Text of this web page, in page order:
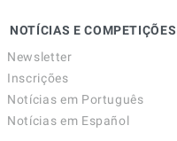
NOTÍCIAS E COMPETIÇÕES
Newsletter
Inscrições
Notícias em Português
Notícias em Español